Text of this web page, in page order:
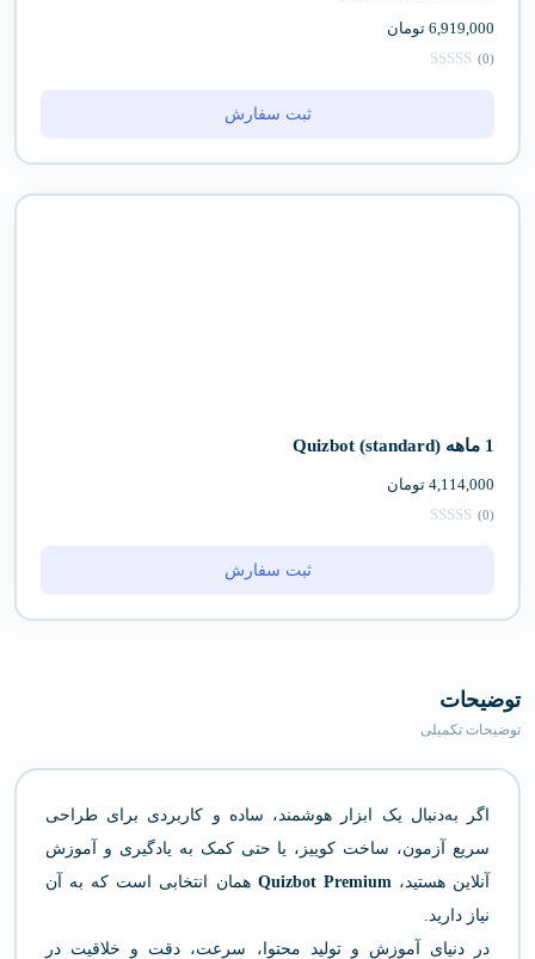
6,919,000 تومان
(0)
ثبت سفارش
1 ماهه (standard) Quizbot
4,114,000 تومان
(0)
ثبت سفارش
توضیحات
توضیحات تکمیلی
اگر به‌دنبال یک ابزار هوشمند، ساده و کاربردی برای طراحی
سریع آزمون، ساخت کوییز، یا حتی کمک به یادگیری و آموزش
آنلاین هستید،Quizbot Premium همان انتخابی است که به آن
نیاز دارید.
در دنیای آموزش و تولید محتوا، سرعت، دقت و خلاقیت در